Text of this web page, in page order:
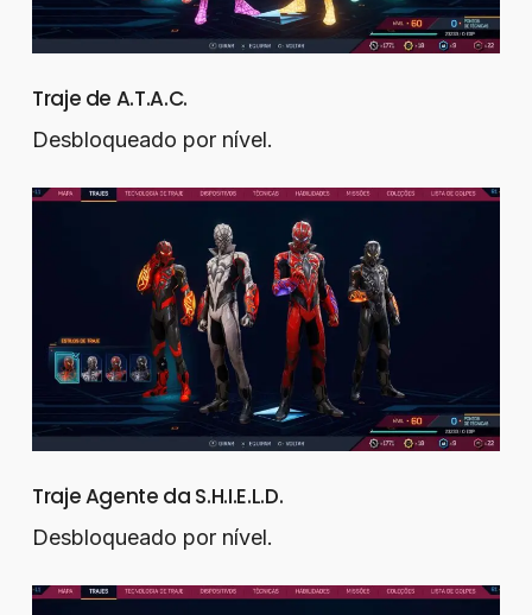
Traje de A.T.A.C.
Desbloqueado por nível.
Traje Agente da S.H.I.E.L.D.
Desbloqueado por nível.